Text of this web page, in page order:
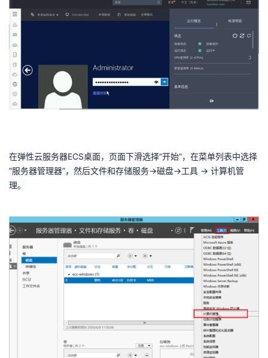
在弹性云服务器ECS桌面，页面下滑选择“开始”，在菜单列表中选择
“服务器管理器”，然后文件和存储服务->磁盘->工具 -> 计算机管
理。